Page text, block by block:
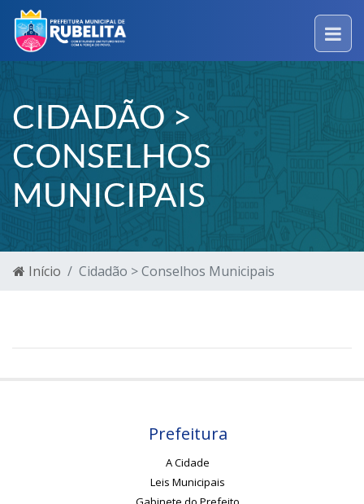
CIDADÃO >
CONSELHOS
MUNICIPAIS
Início Cidadão > Conselhos Municipais
Prefeitura
A Cidade
Leis Municipais